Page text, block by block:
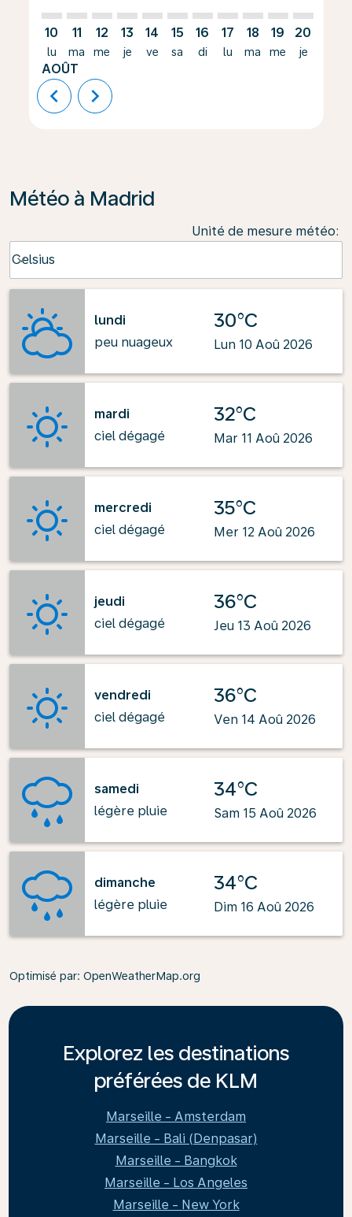
10
lu
AOÛT
11
ma
12
me
13
je
14
ve
15
sa
16
di
17
lu
18
ma
19
me
20
je
chevron_left chevron_right
Météo à Madrid
Unité de mesure météo:
Celsius
keyboard_arrow_down
lundi
peu nuageux
30°C
Lun 10 Aoû 2026
mardi
ciel dégagé
32°C
Mar 11 Aoû 2026
mercredi
ciel dégagé
35°C
Mer 12 Aoû 2026
jeudi
ciel dégagé
36°C
Jeu 13 Aoû 2026
vendredi
ciel dégagé
36°C
Ven 14 Aoû 2026
samedi
légère pluie
34°C
Sam 15 Aoû 2026
dimanche
légère pluie
34°C
Dim 16 Aoû 2026
Optimisé par: OpenWeatherMap.org
Explorez les destinations
préférées de KLM
Marseille - Amsterdam
Marseille - Bali (Denpasar)
Marseille - Bangkok
Marseille - Los Angeles
Marseille - New York